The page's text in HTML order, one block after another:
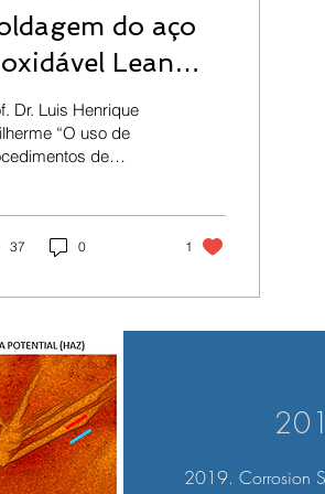
do aço
Lean
LDX 2101 e
com a
localizada
contaminação
Dr. Luis Henrique
“O uso de
de
para a...
37 0 1
2019. Corrosion